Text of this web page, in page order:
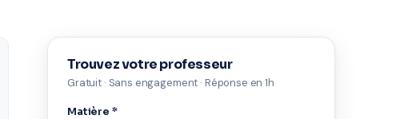
Trouvez votre professeur
Gratuit · Sans engagement · Réponse en 1h
Matière *